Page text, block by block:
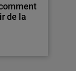
de la